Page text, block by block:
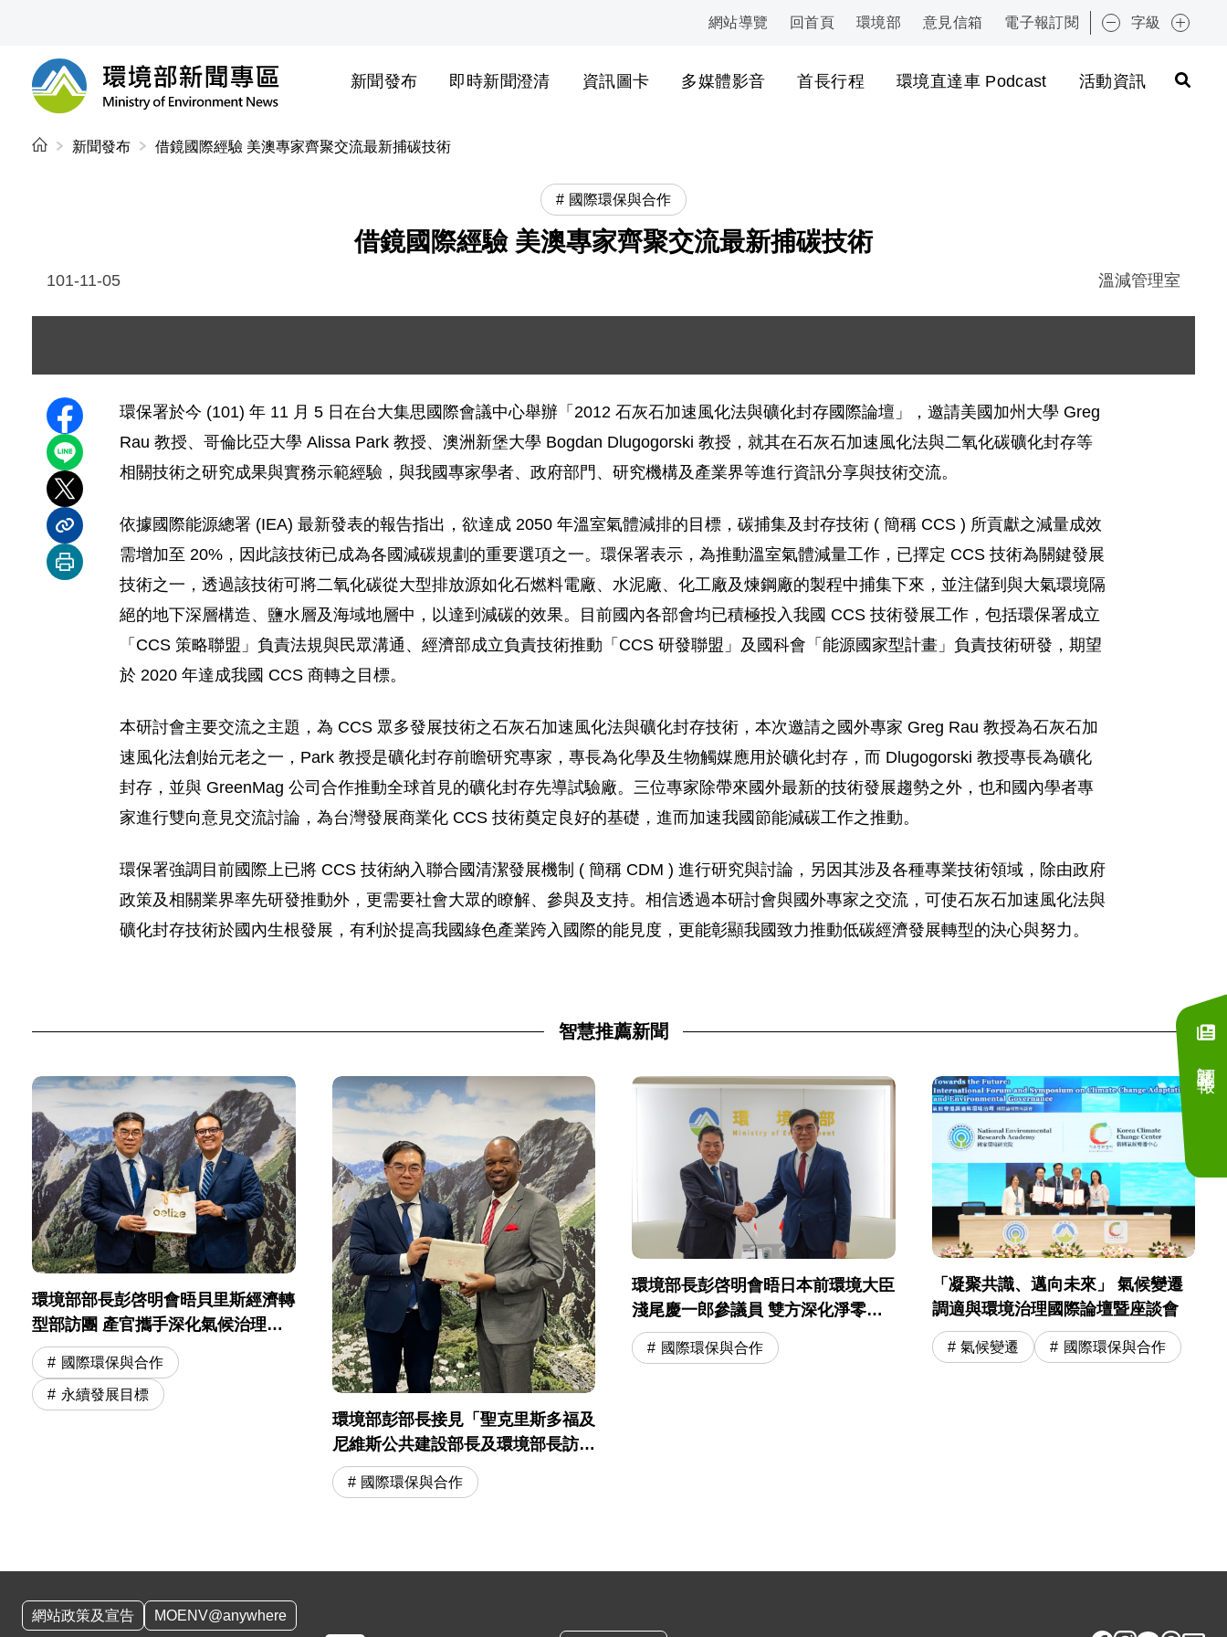
:::
網站導覽 回首頁 環境部 意見信箱 電子報訂閱 字級
環境部新聞專區
新聞發布 即時新聞澄清 資訊圖卡 多媒體影音 首長行程 環境直達車 Podcast 活動資訊
:::
新聞發布 借鏡國際經驗 美澳專家齊聚交流最新捕碳技術
國際環保與合作
借鏡國際經驗 美澳專家齊聚交流最新捕碳技術
101-11-05 溫減管理室
分享至 Facebook
分享到 LINE
分享到 X
分享內容連結
列印本頁
環保署於今 (101) 年 11 月 5 日在台大集思國際會議中心舉辦「2012 石灰石加速風化法與礦化封存國際論壇」，邀請美國加州大學 Greg
Rau 教授、哥倫比亞大學 Alissa Park 教授、澳洲新堡大學 Bogdan Dlugogorski 教授，就其在石灰石加速風化法與二氧化碳礦化封存等
相關技術之研究成果與實務示範經驗，與我國專家學者、政府部門、研究機構及產業界等進行資訊分享與技術交流。
依據國際能源總署 (IEA) 最新發表的報告指出，欲達成 2050 年溫室氣體減排的目標，碳捕集及封存技術 ( 簡稱 CCS ) 所貢獻之減量成效
需增加至 20%，因此該技術已成為各國減碳規劃的重要選項之一。環保署表示，為推動溫室氣體減量工作，已擇定 CCS 技術為關鍵發展
技術之一，透過該技術可將二氧化碳從大型排放源如化石燃料電廠、水泥廠、化工廠及煉鋼廠的製程中捕集下來，並注儲到與大氣環境隔
絕的地下深層構造、鹽水層及海域地層中，以達到減碳的效果。目前國內各部會均已積極投入我國 CCS 技術發展工作，包括環保署成立
「CCS 策略聯盟」負責法規與民眾溝通、經濟部成立負責技術推動「CCS 研發聯盟」及國科會「能源國家型計畫」負責技術研發，期望
於 2020 年達成我國 CCS 商轉之目標。
本研討會主要交流之主題，為 CCS 眾多發展技術之石灰石加速風化法與礦化封存技術，本次邀請之國外專家 Greg Rau 教授為石灰石加
速風化法創始元老之一，Park 教授是礦化封存前瞻研究專家，專長為化學及生物觸媒應用於礦化封存，而 Dlugogorski 教授專長為礦化
封存，並與 GreenMag 公司合作推動全球首見的礦化封存先導試驗廠。三位專家除帶來國外最新的技術發展趨勢之外，也和國內學者專
家進行雙向意見交流討論，為台灣發展商業化 CCS 技術奠定良好的基礎，進而加速我國節能減碳工作之推動。
環保署強調目前國際上已將 CCS 技術納入聯合國清潔發展機制 ( 簡稱 CDM ) 進行研究與討論，另因其涉及各種專業技術領域，除由政府
政策及相關業界率先研發推動外，更需要社會大眾的瞭解、參與及支持。相信透過本研討會與國外專家之交流，可使石灰石加速風化法與
礦化封存技術於國內生根發展，有利於提高我國綠色產業跨入國際的能見度，更能彰顯我國致力推動低碳經濟發展轉型的決心與努力。
智慧推薦新聞
環境部部長彭啓明會晤貝里斯經濟轉
型部訪團 產官攜手深化氣候治理與
綠色轉型合作
國際環保與合作
永續發展目標
環境部彭部長接見「聖克里斯多福及
尼維斯公共建設部長及環境部長訪問
團」盼持續深化雙邊環境合作交流
國際環保與合作
環境部長彭啓明會晤日本前環境大臣
淺尾慶一郎參議員 雙方深化淨零轉
型與綠色產業合作共識
國際環保與合作
「凝聚共識、邁向未來」 氣候變遷
調適與環境治理國際論壇暨座談會
氣候變遷 國際環保與合作
網站政策及宣告 MOENV@anywhere